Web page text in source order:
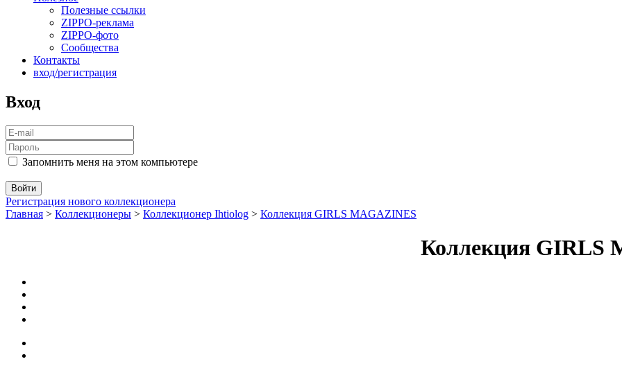
Полезные ссылки
ZIPPO-реклама
ZIPPO-фото
Сообщества
Контакты
вход/регистрация
Вход
Запомнить меня на этом компьютере
Регистрация нового коллекционера
Главная > Коллекционеры > Коллекционер Ihtiolog > Коллекция GIRLS MAGAZINES
Коллекция GIRLS